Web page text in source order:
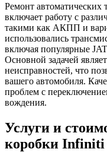
Ремонт
включает работу с
такими как АКПП и
использовались
включая популярные
Основной задачей
неисправностей, что
вашего автомобиля.
проблем с
вождения.
Услуги и
коробки Infiniti